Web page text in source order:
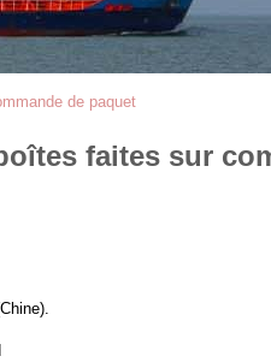
de paquet
faites sur